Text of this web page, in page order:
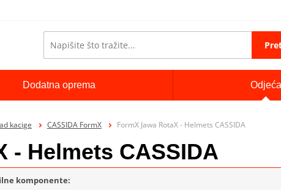
Dodatna oprema Odjeća
kacige CASSIDA FormX FormX Jawa RotaX - Helmets CASSIDA
- Helmets CASSIDA
komponente: